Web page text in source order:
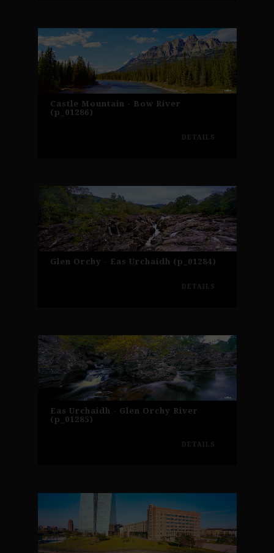
Castle Mountain - Bow River
(p_01286)
DETAILS
Glen Orchy - Eas Urchaidh (p_01284)
DETAILS
Eas Urchaidh - Glen Orchy River
(p_01285)
DETAILS